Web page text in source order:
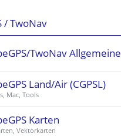
/ TwoNav
TwoNav
Land/Air (CGPSL)
Mac, Tools
Karten
Vektorkarten